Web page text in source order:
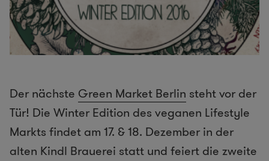
Der nächste Green Market Berlin steht vor der
Tür! Die Winter Edition des veganen Lifestyle
Markts findet am 17. & 18. Dezember in der
alten Kindl Brauerei statt und feiert die zweite